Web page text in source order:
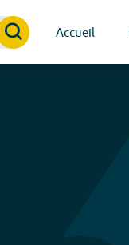
Accueil